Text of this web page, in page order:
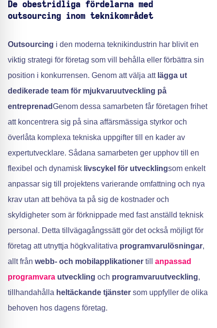
De obestridliga fördelarna med
outsourcing inom teknikområdet
Outsourcing i den moderna teknikindustrin har blivit en
viktig strategi för företag som vill behålla eller förbättra sin
position i konkurrensen. Genom att välja att lägga ut
dedikerade team för mjukvaruutveckling på
entreprenadGenom dessa samarbeten får företagen frihet
att koncentrera sig på sina affärsmässiga styrkor och
överlåta komplexa tekniska uppgifter till en kader av
expertutvecklare. Sådana samarbeten ger upphov till en
flexibel och dynamisk livscykel för utvecklingsom enkelt
anpassar sig till projektens varierande omfattning och nya
krav utan att behöva ta på sig de kostnader och
skyldigheter som är förknippade med fast anställd teknisk
personal. Detta tillvägagångssätt gör det också möjligt för
företag att utnyttja högkvalitativa programvarulösningar,
allt från webb- och mobilapplikationer till anpassad
programvara utveckling och programvaruutveckling,
tillhandahålla heltäckande tjänster som uppfyller de olika
behoven hos dagens företag.